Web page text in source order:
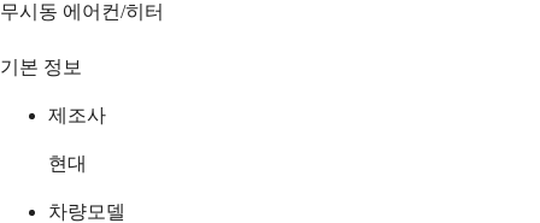
무시동 에어컨/히터
기본 정보
제조사
현대
차량모델